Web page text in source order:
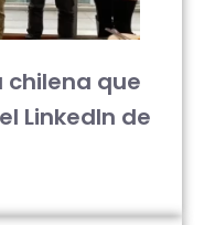
chilena que
LinkedIn de